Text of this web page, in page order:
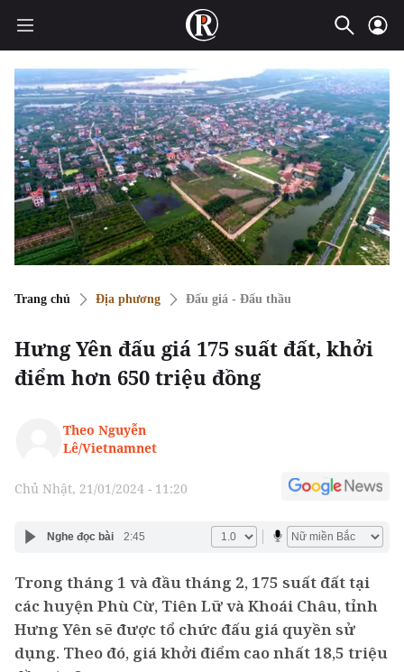
Trang chủ Địa phương Đấu giá - Đấu thầu
Hưng Yên đấu giá 175 suất đất, khởi
điểm hơn 650 triệu đồng
Theo Nguyễn
Lê/Vietnamnet
Chủ Nhật, 21/01/2024 - 11:20
Nghe đọc bài 2:45
Trong tháng 1 và đầu tháng 2, 175 suất đất tại
các huyện Phù Cừ, Tiên Lữ và Khoái Châu, tỉnh
Hưng Yên sẽ được tổ chức đấu giá quyền sử
dụng. Theo đó, giá khởi điểm cao nhất 18,5 triệu